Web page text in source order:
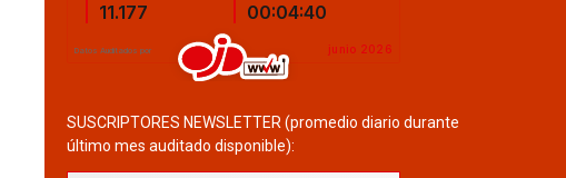
SUSCRIPTORES NEWSLETTER (promedio diario durante
último mes auditado disponible):